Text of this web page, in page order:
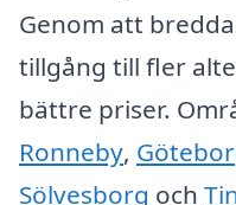
Genom att
tillgång till fler
bättre priser.
Ronneby,
Sölvesborg och